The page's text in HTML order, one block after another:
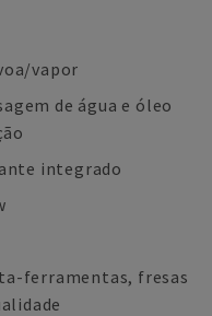
vapor
de água e óleo
integrado
ferramentas, fresas